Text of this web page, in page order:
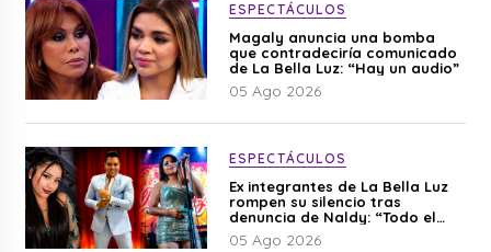
ESPECTÁCULOS
Magaly anuncia una bomba
que contradeciría comunicado
de La Bella Luz: “Hay un audio”
05 Ago 2026
ESPECTÁCULOS
Ex integrantes de La Bella Luz
rompen su silencio tras
denuncia de Naldy: “Todo el
mundo lo sabía”
05 Ago 2026